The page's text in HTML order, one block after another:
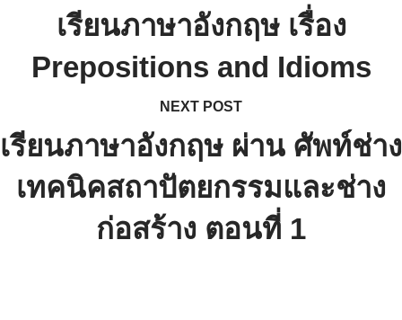
เรียนภาษาอังกฤษ เรื่อง
Prepositions and Idioms
NEXT POST
เรียนภาษาอังกฤษ ผ่าน ศัพท์ช่าง
เทคนิคสถาปัตยกรรมและช่าง
ก่อสร้าง ตอนที่ 1